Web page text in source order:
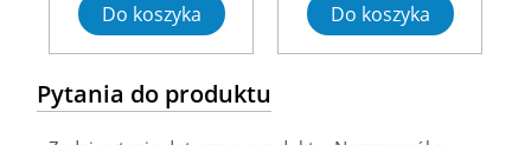
Do koszyka Do koszyka
Pytania do produktu